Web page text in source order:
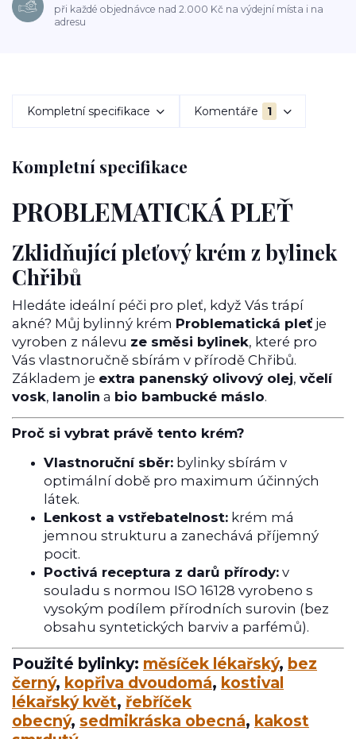
při každé objednávce nad 2.000 Kč na výdejní místa i na
adresu
Kompletní specifikace Komentáře 1
Kompletní specifikace
PROBLEMATICKÁ PLEŤ
Zklidňující pleťový krém z bylinek
Chřibů
Hledáte ideální péči pro pleť, když Vás trápí
akné? Můj bylinný krém Problematická pleťje
vyroben z nálevu ze směsi bylinek, které pro
Vás vlastnoručně sbírám v přírodě Chřibů.
Základem je extra panenský olivový olej, včelí
vosk, lanolin a bio bambucké máslo.
Proč si vybrat právě tento krém?
Vlastnoruční sběr: bylinky sbírám v
optimální době pro maximum účinných
látek.
Lenkost a vstřebatelnost: krém má
jemnou strukturu a zanechává příjemný
pocit.
Poctivá receptura z darů přírody: v
souladu s normou ISO 16128 vyrobeno s
vysokým podílem přírodních surovin (bez
obsahu syntetických barviv a parfémů).
Použité bylinky: měsíček lékařský, bez
černý, kopřiva dvoudomá, kostival
lékařský květ, řebříček
obecný, sedmikráska obecná, kakost